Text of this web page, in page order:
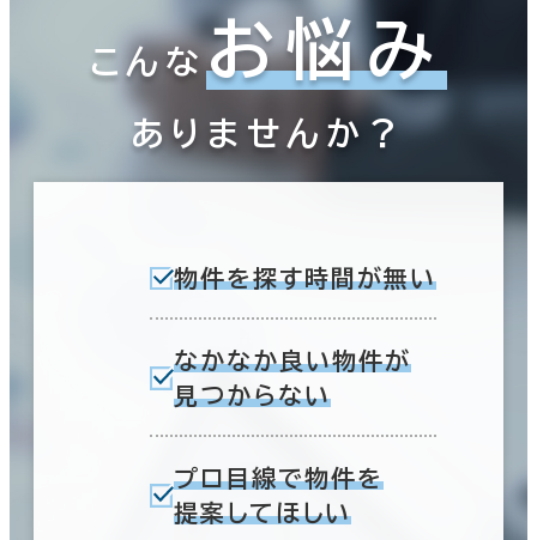
こんなお悩み
ありませんか？
物件を探す時間が無い
なかなか良い物件が
見つからない
プロ目線で物件を
提案してほしい